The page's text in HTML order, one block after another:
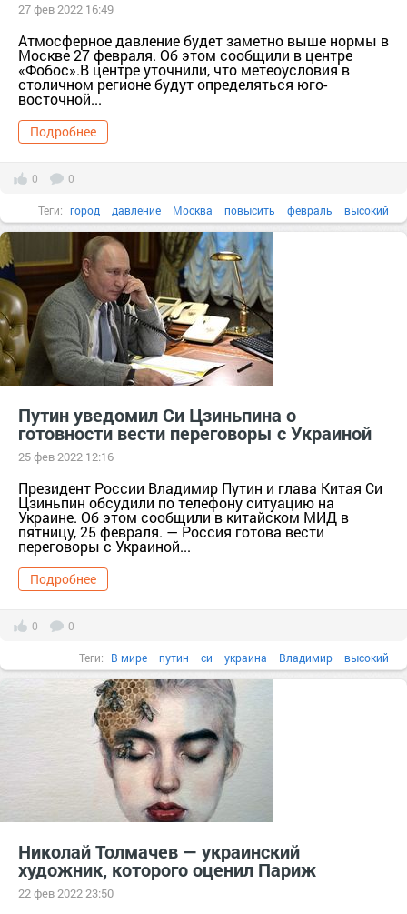
27 фев 2022 16:49
Атмосферное давление будет заметно выше нормы в
Москве 27 февраля. Об этом сообщили в центре
«Фобос».В центре уточнили, что метеоусловия в
столичном регионе будут определяться юго-
восточной...
Подробнее
0 0
Теги: город давление Москва повысить февраль высокий
Путин уведомил Си Цзиньпина о
готовности вести переговоры с Украиной
25 фев 2022 12:16
Президент России Владимир Путин и глава Китая Си
Цзиньпин обсудили по телефону ситуацию на
Украине. Об этом сообщили в китайском МИД в
пятницу, 25 февраля. — Россия готова вести
переговоры с Украиной...
Подробнее
0 0
Теги: В мире путин си украина Владимир высокий
Николай Толмачев — украинский
художник, которого оценил Париж
22 фев 2022 23:50